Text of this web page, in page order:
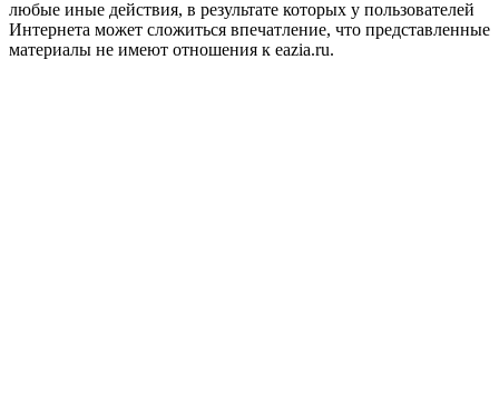
любые иные действия, в результате которых у пользователей
Интернета может сложиться впечатление, что представленные
материалы не имеют отношения к eazia.ru.